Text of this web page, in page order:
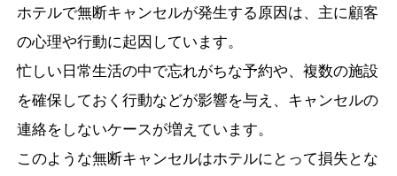
ホテルで無断キャンセルが発生する原因は、主に顧客
の心理や行動に起因しています。
忙しい日常生活の中で忘れがちな予約や、複数の施設
を確保しておく行動などが影響を与え、キャンセルの
連絡をしないケースが増えています。
このような無断キャンセルはホテルにとって損失とな